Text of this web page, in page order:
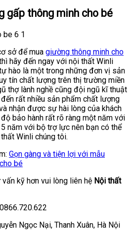
gấp thông minh cho bé
sở để mua giường thông minh cho
hãy đến ngay với nội thất Winli
hào là một trong những đơn vị sản
tín chất lượng trên thị trường miền
thợ lành nghề cũng đội ngũ kĩ thuật
rất nhiều sản phẩm chất lượng
nhận được sự hài lòng của khách
bảo hành rất rõ ràng một năm với
năm với bộ trợ lực nên bạn có thể
Winli chúng tôi.
Gọn gàng và tiện lợi với mẫu
bé
kỹ hơn vui lòng liên hệ Nội thất
Ngọc Nại, Thanh Xuân, Hà Nội